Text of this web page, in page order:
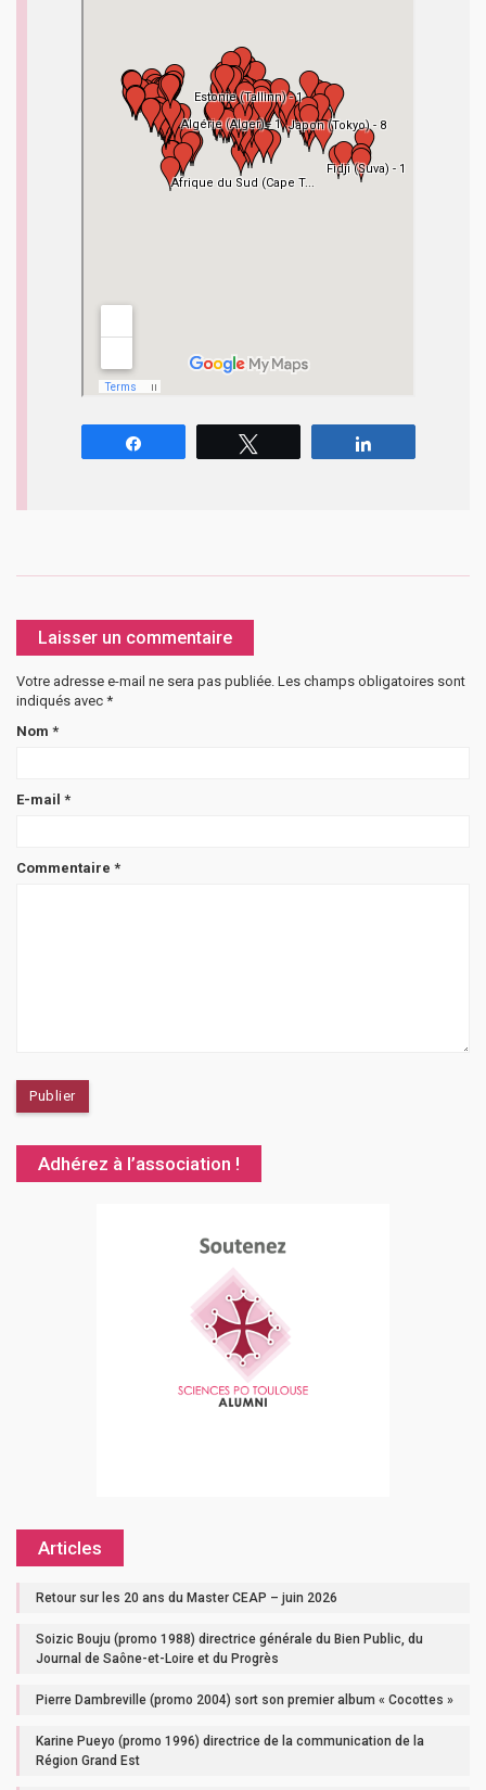
Laisser un commentaire
Votre adresse e-mail ne sera pas publiée. Les champs obligatoires sont
indiqués avec *
Nom *
E-mail *
Commentaire *
Adhérez à l’association !
Articles
Retour sur les 20 ans du Master CEAP – juin 2026
Soizic Bouju (promo 1988) directrice générale du Bien Public, du
Journal de Saône-et-Loire et du Progrès
Pierre Dambreville (promo 2004) sort son premier album « Cocottes »
Karine Pueyo (promo 1996) directrice de la communication de la
Région Grand Est